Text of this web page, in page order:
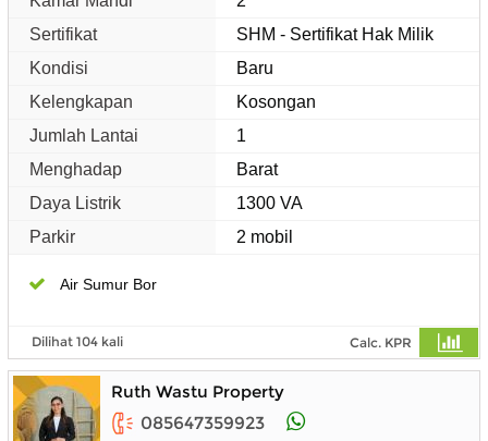
Sertifikat
SHM - Sertifikat Hak Milik
Kondisi
Baru
Kelengkapan
Kosongan
Jumlah Lantai
1
Menghadap
Barat
Daya Listrik
1300 VA
Parkir
2 mobil
Air Sumur Bor
Dilihat 104 kali Calc. KPR
Ruth Wastu Property
085647359923